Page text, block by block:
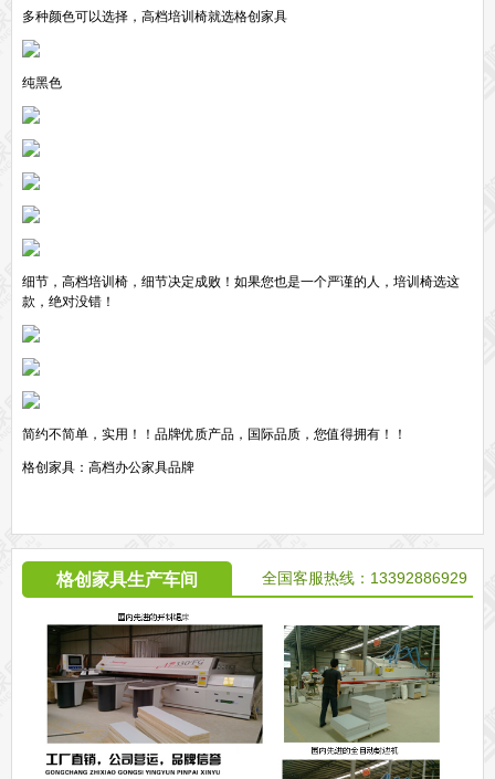
多种颜色可以选择，高档培训椅就选格创家具
纯黑色
细节，高档培训椅，细节决定成败！如果您也是一个严谨的人，培训椅选这
款，绝对没错！
简约不简单，实用！！品牌优质产品，国际品质，您值得拥有！！
格创家具：高档办公家具品牌
格创家具生产车间 全国客服热线：13392886929